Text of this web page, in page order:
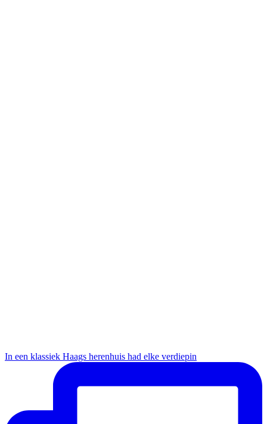
In een klassiek Haags herenhuis had elke verdiepin